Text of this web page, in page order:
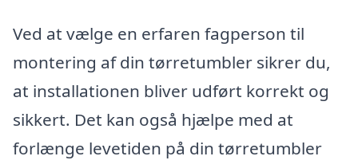
Ved at vælge en erfaren fagperson til
montering af din tørretumbler sikrer du,
at installationen bliver udført korrekt og
sikkert. Det kan også hjælpe med at
forlænge levetiden på din tørretumbler